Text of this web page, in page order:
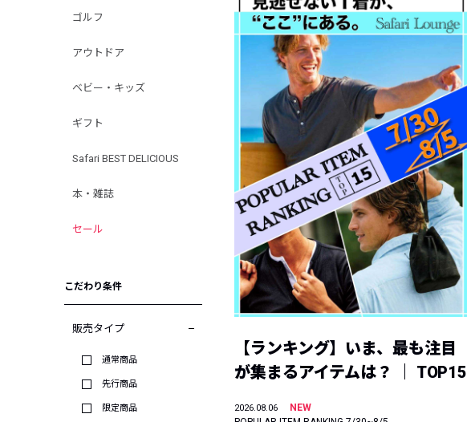
ゴルフ
アウトドア
ベビー・キッズ
ギフト
Safari BEST DELICIOUS
本・雑誌
セール
こだわり条件
販売タイプ
通常商品
先行商品
限定商品
【ランキング】いま、最も注目
が集まるアイテムは？ ｜ TOP15
2026.08.06
NEW